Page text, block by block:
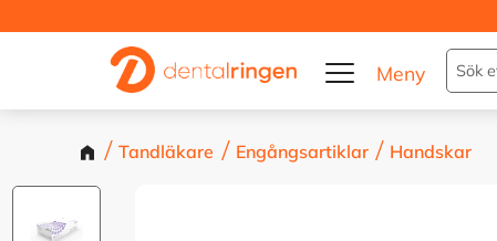
Tandläkare Engångsartiklar Handskar